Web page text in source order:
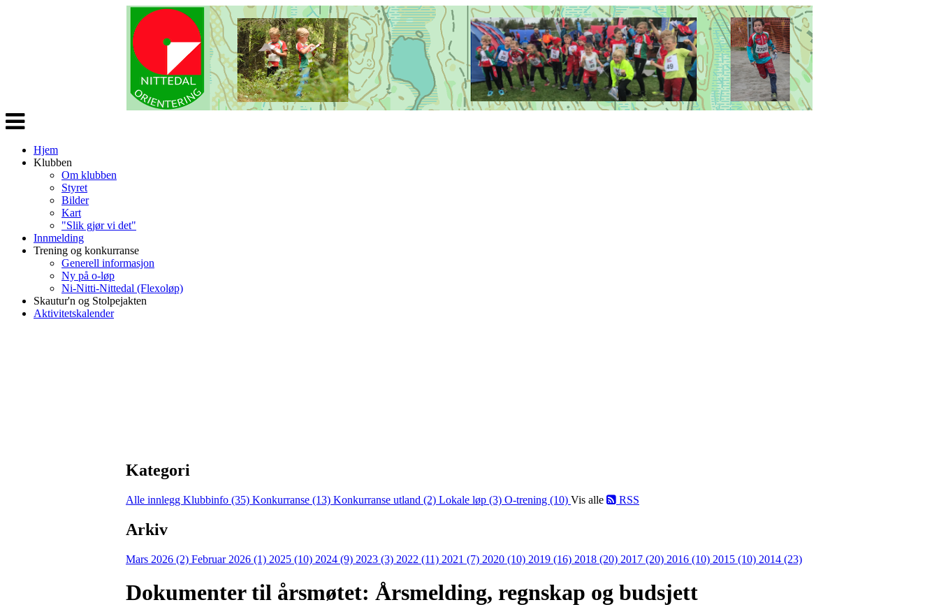
Veksle
navigasjon
Hjem
Klubben
Om klubben
Styret
Bilder
Kart
"Slik gjør vi det"
Innmelding
Trening og konkurranse
Generell informasjon
Ny på o-løp
Ni-Nitti-Nittedal (Flexoløp)
Skautur'n og Stolpejakten
Aktivitetskalender
Kategori
Alle innlegg Klubbinfo (35) Konkurranse (13) Konkurranse utland (2) Lokale løp (3) O-trening (10) Vis alle RSS
Arkiv
Mars 2026 (2) Februar 2026 (1) 2025 (10) 2024 (9) 2023 (3) 2022 (11) 2021 (7) 2020 (10) 2019 (16) 2018 (20) 2017 (20) 2016 (10) 2015 (10) 2014 (23)
Dokumenter til årsmøtet: Årsmelding, regnskap og budsjett